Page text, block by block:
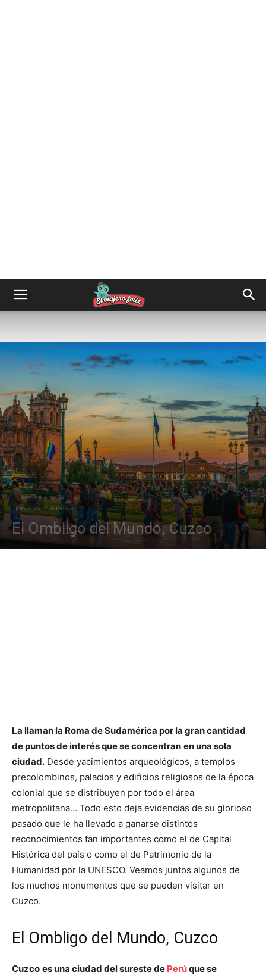
Destinos América
El Ombligo del Mundo, Cuzco
La llaman la Roma de Sudamérica por la gran cantidad
de puntos de interés que se concentran en una sola
ciudad. Desde yacimientos arqueológicos, a templos
precolombinos, palacios y edificios religiosos de la época
colonial que se distribuyen por todo el área
metropolitana… Todo esto deja evidencias de su glorioso
pasado que le ha llevado a ganarse distintos
reconocimientos tan importantes como el de Capital
Histórica del país o como el de Patrimonio de la
Humanidad por la UNESCO. Veamos juntos algunos de
los muchos monumentos que se pueden visitar en
Cuzco.
El Ombligo del Mundo, Cuzco
Cuzco es una ciudad del sureste de Perúque se